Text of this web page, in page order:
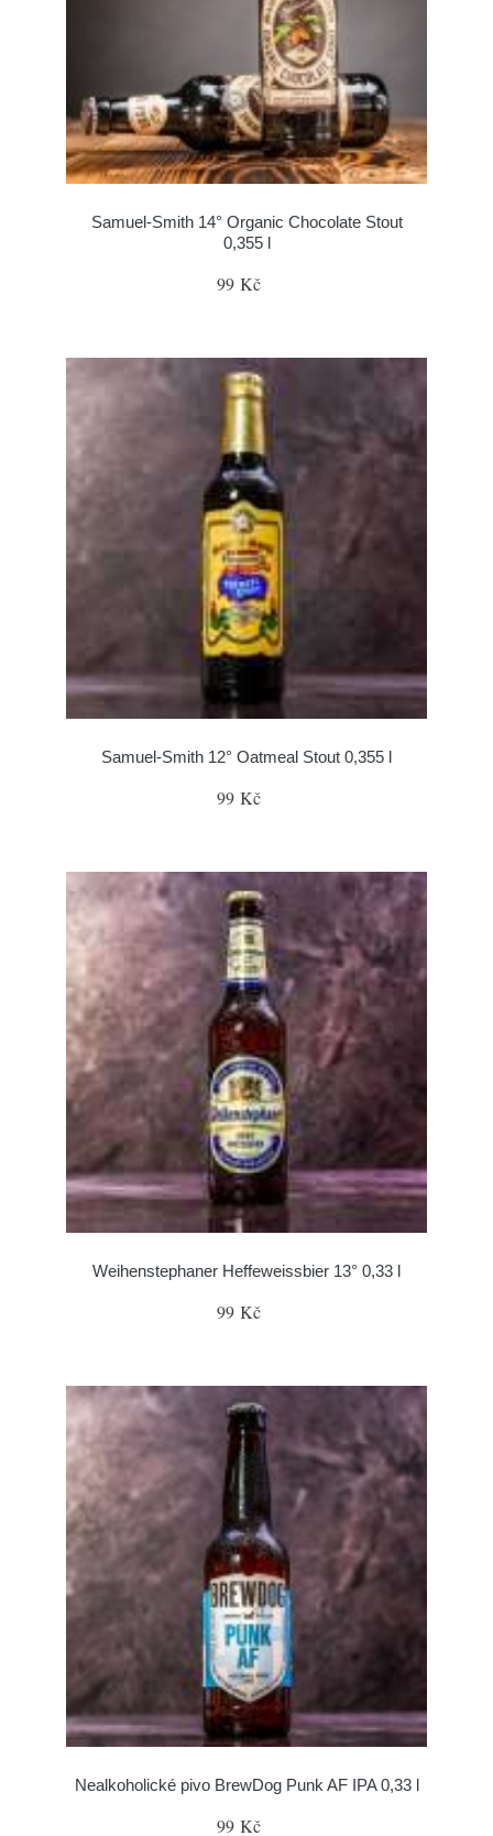
Samuel-Smith 14° Organic Chocolate Stout
0,355 l
99 Kč
Samuel-Smith 12° Oatmeal Stout 0,355 l
99 Kč
Weihenstephaner Heffeweissbier 13° 0,33 l
99 Kč
Nealkoholické pivo BrewDog Punk AF IPA 0,33 l
99 Kč